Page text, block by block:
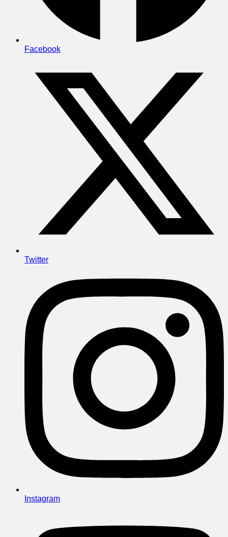
Facebook
Twitter
Instagram